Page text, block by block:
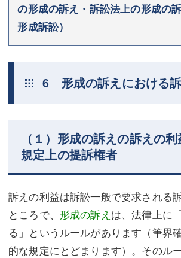
の形成の訴え・訴訟法上の形成の
形成訴訟）
6 形成の訴えにおける
（１）形成の訴えの訴えの
規定上の提訴権者
訴えの利益は訴訟一般で要求される
ところで、 形成の訴え は、法律上に
る」というルールがあります（筆界
的な規定にとどまります）。そのル